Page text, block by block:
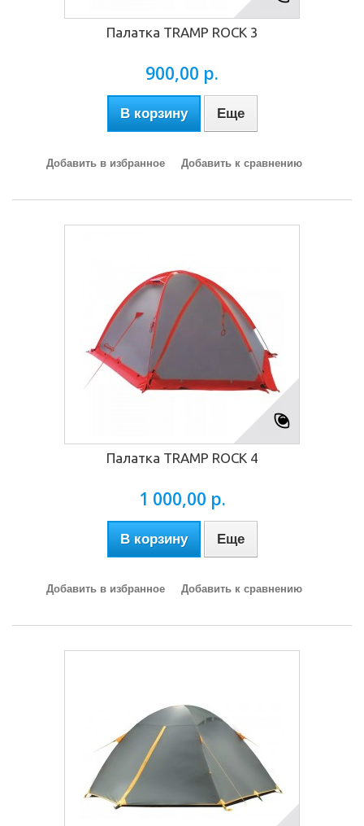
Палатка TRAMP ROCK 3
900,00 р.
В корзину Еще
Добавить в избранное Добавить к сравнению
Палатка TRAMP ROCK 4
1 000,00 р.
В корзину Еще
Добавить в избранное Добавить к сравнению